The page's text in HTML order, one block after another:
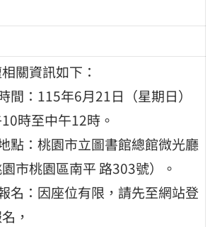
關資訊如下：
間：115年6月21日（星期日）
時至中午12時。
點：桃園市立圖書館總館微光廳
園市桃園區南平 路303號）。
名：因座位有限，請先至網站登
，